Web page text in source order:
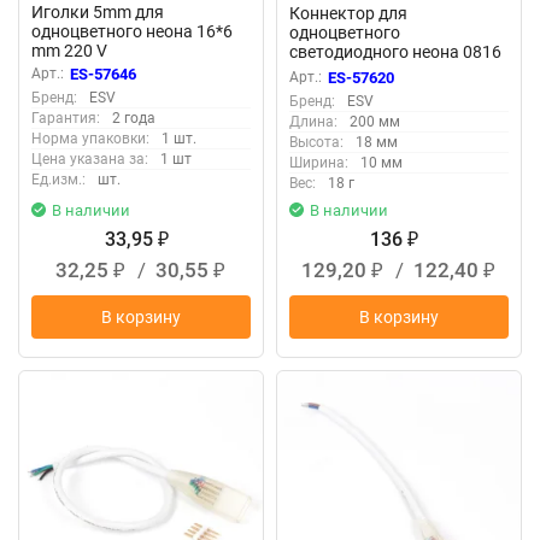
Иголки 5mm для
одноцветного неона 16*6
mm 220 V
Арт.: ES-57646
Бренд:
ESV
Гарантия:
2 года
Норма упаковки:
1 шт.
Цена указана за:
1 шт
Ед.изм.:
шт.
В наличии
33,95 ₽
32,25 ₽ / 30,55 ₽
В корзину
Коннектор для
одноцветного
светодиодного неона 0816
LN207
Арт.: ES-57620
Бренд:
ESV
Длина:
200 мм
Высота:
18 мм
Ширина:
10 мм
Вес:
18 г
В наличии
136 ₽
129,20 ₽ / 122,40 ₽
В корзину